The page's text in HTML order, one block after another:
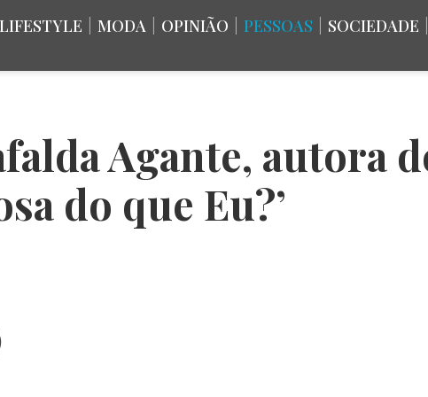
LIFESTYLE MODA OPINIÃO PESSOAS SOCIEDADE
Agante, autora
do que Eu?’